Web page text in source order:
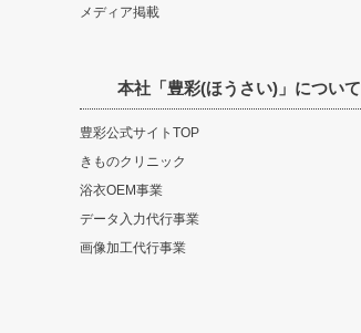
メディア掲載
本社「豊彩(ほうさい)」について
豊彩公式サイトTOP
きものクリニック
浴衣OEM事業
データ入力代行事業
画像加工代行事業